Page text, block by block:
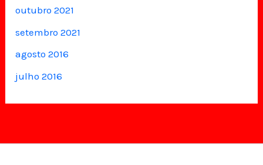
outubro 2021
setembro 2021
agosto 2016
julho 2016